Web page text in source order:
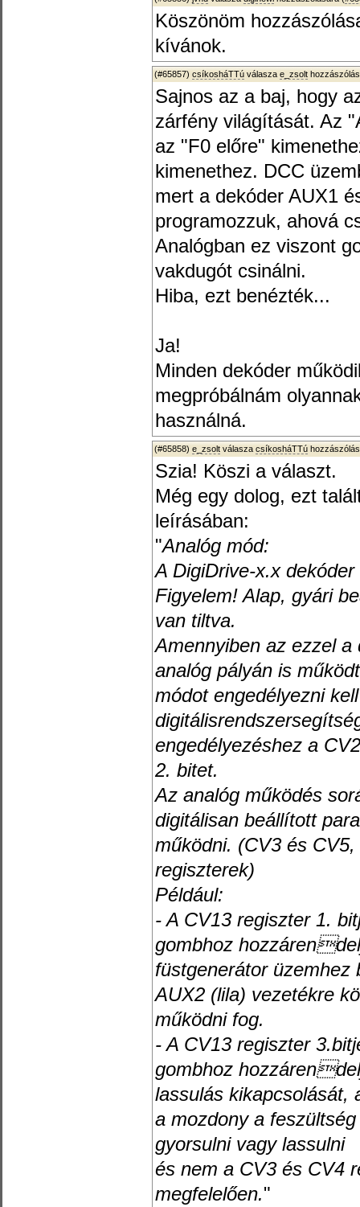
Köszönöm
kívánok.
(#65857) csíkosháTTú válasza e_zsolt
Sajnos az a baj, hogy
zárfény világítását. Az
az "F0 előre"
kimenethez. DCC
mert a dekóder AUX1
programozzuk, ahová
Analógban ez viszont
vakdugót csinálni.
Hiba, ezt benézték...
Ja!
Minden dekóder
megpróbálnám
használná.
(#65858) e_zsolt válasza csíkosháTTú
Szia! Köszi a választ.
Még egy dolog, ezt
leírásában:
"Analóg mód:
A DigiDrive-x.x
Figyelem! Alap, gyári
van tiltva.
Amennyiben az ezzel
analóg pályán is
módot engedélyezni
engedélyezéshez a
2. bitet.
Az analóg működés
digitálisan beállított
működni. (CV3 és
regiszterek)
Például:
- A CV13 regiszter 1.
gombhoz
füstgenerátor üzemhez
AUX2 (lila) vezetékre
működni fog.
- A CV13 regiszter
gombhoz
lassulás kikapcsolását,
a mozdony a
gyorsulni vagy lassulni
és nem a CV3 és CV4
megfelelően."